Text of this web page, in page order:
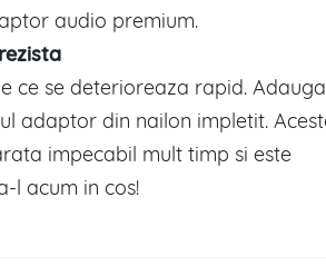
audio premium.
ce se deterioreaza rapid. Adauga
adaptor din nailon impletit.
impecabil mult timp si este
l acum in cos!